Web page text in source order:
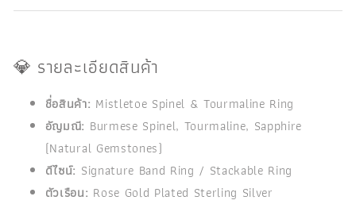
💎 รายละเอียดสินค้า
ชื่อสินค้า: Mistletoe Spinel & Tourmaline Ring
อัญมณี: Burmese Spinel, Tourmaline, Sapphire
(Natural Gemstones)
ดีไซน์: Signature Band Ring / Stackable Ring
ตัวเรือน: Rose Gold Plated Sterling Silver